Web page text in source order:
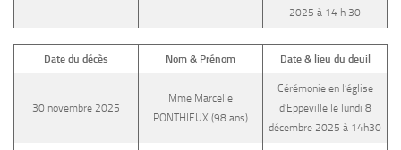
2025 à 14 h 30
Date du décès Nom & Prénom Date & lieu du deuil
30 novembre 2025
Mme Marcelle
PONTHIEUX (98 ans)
Cérémonie en l’église
d’Eppeville le lundi 8
décembre 2025 à 14h30